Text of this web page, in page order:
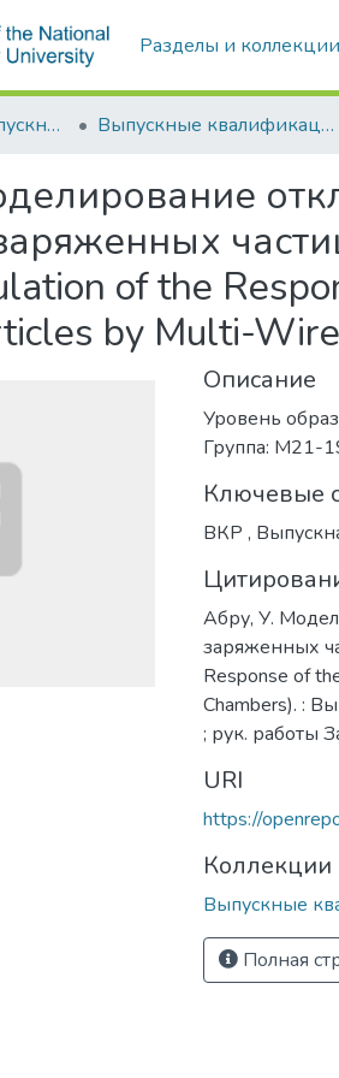
Разделы и коллекции
Диссертации / Выпускные квалификационные работы Выпускные квалификационные работы
of the
by Multi-
Описание
Уровень
Группа: М21-
Ключевые
ВКР ,
Абру, У.
заряженных
Response of
Chambers). :
; рук. работы
URI
https://
Коллекции
Выпускные
Полная